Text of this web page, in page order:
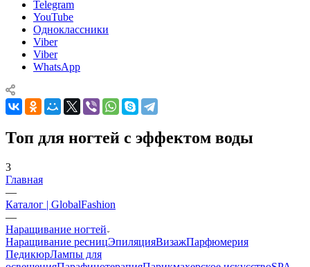
Telegram
YouTube
Одноклассники
Viber
Viber
WhatsApp
Топ для ногтей с эффектом воды
3
Главная
—
Каталог | GlobalFashion
—
Наращивание ногтей
Наращивание ресницЭпиляцияВизажПарфюмерия
ПедикюрЛампы для